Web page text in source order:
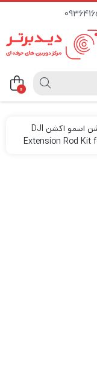
0
میله اکستنشن اسمو اکشن DJI
Extension Rod Kit